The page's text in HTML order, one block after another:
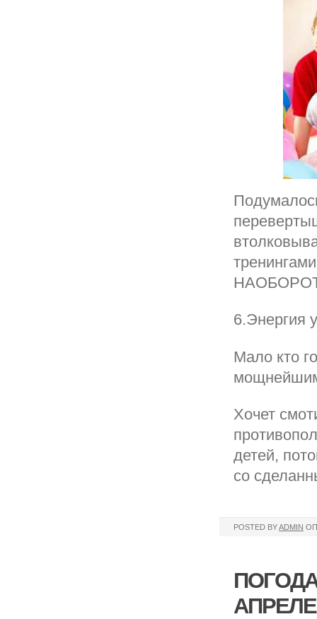
6.Энергия
Мало кто
мощнейшим
Хочет
детей,
со
POSTED BYADMIN